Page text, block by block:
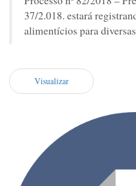
37/2.018. estará
alimentícios para
Visualizar